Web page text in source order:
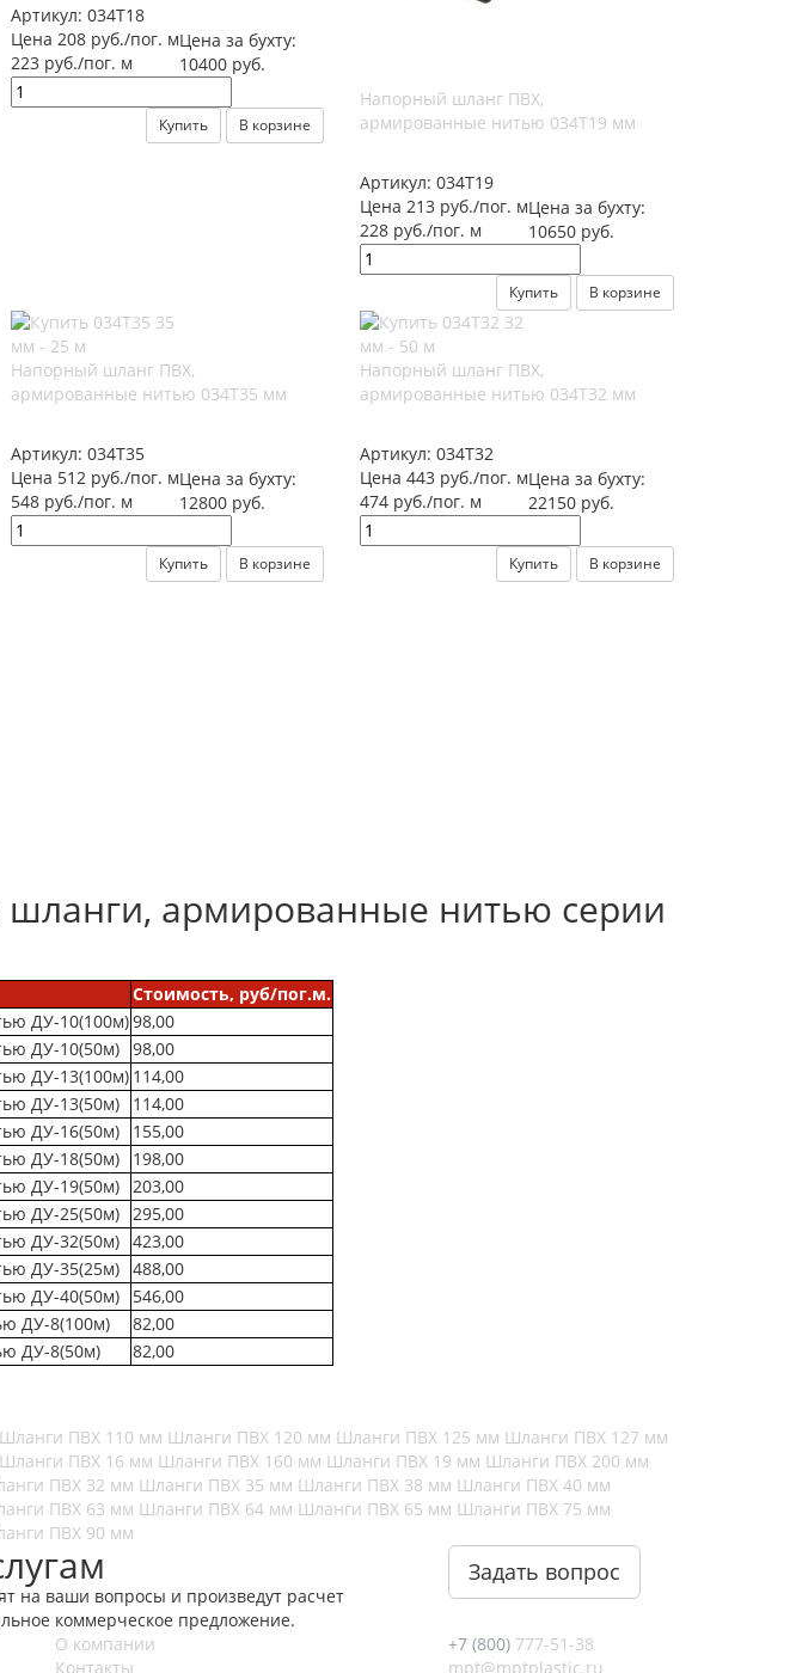
Артикул: 034Т18
Цена 208 руб./пог. м
223 руб./пог. м
Цена за бухту:
10400 руб.
Купить В корзине
Напорный шланг ПВХ,
армированные нитью 034Т19 мм
Артикул:034Т19
Цена 213 руб./пог. м
228 руб./пог. м
Цена за бухту:
10650 руб.
Купить В корзине
Напорный шланг ПВХ,
армированные нитью 034Т35 мм
Артикул: 034Т35
Цена 512 руб./пог. м
548 руб./пог. м
Цена за бухту:
12800 руб.
Купить В корзине
Напорный шланг ПВХ,
армированные нитью 034Т32 мм
Артикул:034Т32
Цена 443 руб./пог. м
474 руб./пог. м
Цена за бухту:
22150 руб.
Купить В корзине
армированные нитью серии
Стоимость, руб/пог.м.
ДУ-10(100м)98,00
ДУ-10(50м)
98,00
ДУ-13(100м) 114,00
ДУ-13(50м)
114,00
ДУ-16(50м)
155,00
ДУ-18(50м)
198,00
ДУ-19(50м)
203,00
ДУ-25(50м)
295,00
ДУ-32(50м)
423,00
ДУ-35(25м)
488,00
ДУ-40(50м)
546,00
ДУ-8(100м)
82,00
ДУ-8(50м)
82,00
Шланги ПВХ 110 мм Шланги ПВХ 120 мм Шланги ПВХ 125 мм Шланги ПВХ 127 мм
Шланги ПВХ 16 мм Шланги ПВХ 160 мм Шланги ПВХ 19 мм Шланги ПВХ 200 мм
ПВХ 32 мм Шланги ПВХ 35 мм Шланги ПВХ 38 мм Шланги ПВХ 40 мм
ПВХ 63 мм Шланги ПВХ 64 мм Шланги ПВХ 65 мм Шланги ПВХ 75 мм
ПВХ 90 мм
на ваши вопросы и произведут расчет
коммерческое предложение.
Задать вопрос
О компании
Контакты
+7 (800)777-51-38
mpt@mptplastic.ru